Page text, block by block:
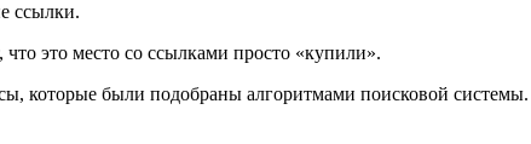
ссылки.
это место со ссылками просто «купили».
которые были подобраны алгоритмами поисковой